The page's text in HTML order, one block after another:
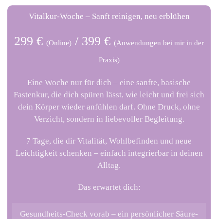
Vitalkur-Woche – Sanft reinigen, neu erblühen
299 € (Online) / 399 € (Anwendungen bei mir in der
Praxis)
Eine Woche nur für dich – eine sanfte, basische
Fastenkur, die dich spüren lässt, wie leicht und frei sich
dein Körper wieder anfühlen darf. Ohne Druck, ohne
Verzicht, sondern in liebevoller Begleitung.
7 Tage, die dir Vitalität, Wohlbefinden und neue
Leichtigkeit schenken – einfach integrierbar in deinen
Alltag.
Das erwartet dich:
Gesundheits-Check vorab – ein persönlicher Säure-